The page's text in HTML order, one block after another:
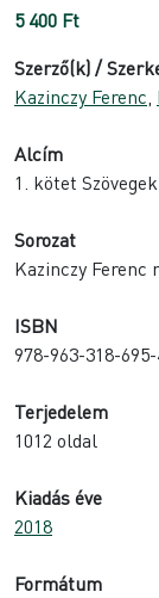
5 400 Ft
Szerző(k) /
Kazinczy Ferenc,
Alcím
1. kötet
Sorozat
Kazinczy Ferenc
ISBN
978-963-318-
Terjedelem
1012 oldal
Kiadás éve
2018
Formátum